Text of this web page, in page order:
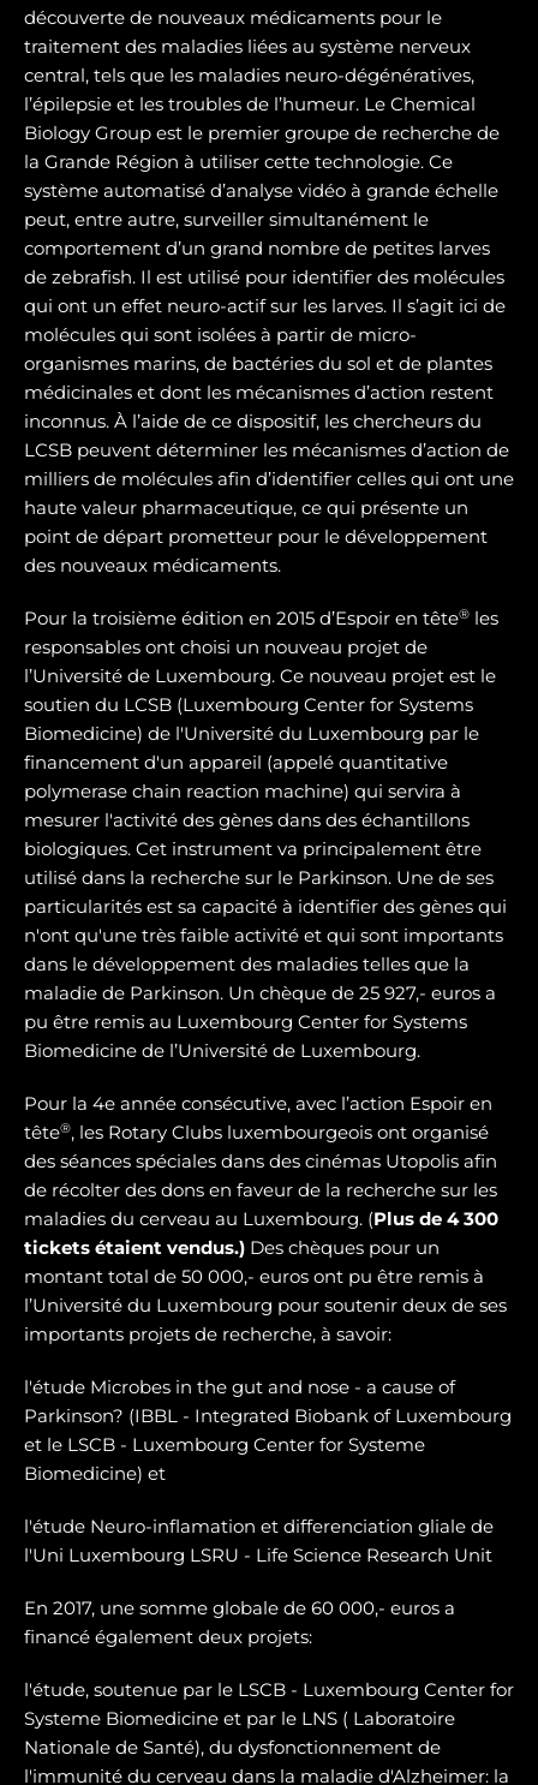
découverte de nouveaux médicaments pour le
traitement des maladies liées au système nerveux
central, tels que les maladies neuro-dégénératives,
l’épilepsie et les troubles de l’humeur. Le Chemical
Biology Group est le premier groupe de recherche de
la Grande Région à utiliser cette technologie. Ce
système automatisé d’analyse vidéo à grande échelle
peut, entre autre, surveiller simultanément le
comportement d’un grand nombre de petites larves
de zebrafish. Il est utilisé pour identifier des molécules
qui ont un effet neuro-actif sur les larves. Il s’agit ici de
molécules qui sont isolées à partir de micro-
organismes marins, de bactéries du sol et de plantes
médicinales et dont les mécanismes d’action restent
inconnus. À l’aide de ce dispositif, les chercheurs du
LCSB peuvent déterminer les mécanismes d’action de
milliers de molécules afin d’identifier celles qui ont une
haute valeur pharmaceutique, ce qui présente un
point de départ prometteur pour le développement
des nouveaux médicaments.
Pour la troisième édition en 2015 d’Espoir en tête® les
responsables ont choisi un nouveau projet de
l’Université de Luxembourg. Ce nouveau projet est le
soutien du LCSB (Luxembourg Center for Systems
Biomedicine) de l'Université du Luxembourg par le
financement d'un appareil (appelé quantitative
polymerase chain reaction machine) qui servira à
mesurer l'activité des gènes dans des échantillons
biologiques. Cet instrument va principalement être
utilisé dans la recherche sur le Parkinson. Une de ses
particularités est sa capacité à identifier des gènes qui
n'ont qu'une très faible activité et qui sont importants
dans le développement des maladies telles que la
maladie de Parkinson. Un chèque de 25 927,- euros a
pu être remis au Luxembourg Center for Systems
Biomedicine de l’Université de Luxembourg.
Pour la 4e année consécutive, avec l’action Espoir en
tête®, les Rotary Clubs luxembourgeois ont organisé
des séances spéciales dans des cinémas Utopolis afin
de récolter des dons en faveur de la recherche sur les
maladies du cerveau au Luxembourg. (Plus de 4 300
tickets étaient vendus.) Des chèques pour un
montant total de 50 000,- euros ont pu être remis à
l’Université du Luxembourg pour soutenir deux de ses
importants projets de recherche, à savoir:
l'étude Microbes in the gut and nose - a cause of
Parkinson? (IBBL - Integrated Biobank of Luxembourg
et le LSCB - Luxembourg Center for Systeme
Biomedicine) et
l'étude Neuro-inflamation et differenciation gliale de
l'Uni Luxembourg LSRU - Life Science Research Unit
En 2017, une somme globale de 60 000,- euros a
financé également deux projets:
l'étude, soutenue par le LSCB - Luxembourg Center for
Systeme Biomedicine et par le LNS ( Laboratoire
Nationale de Santé), du dysfonctionnement de
l'immunité du cerveau dans la maladie d'Alzheimer: la